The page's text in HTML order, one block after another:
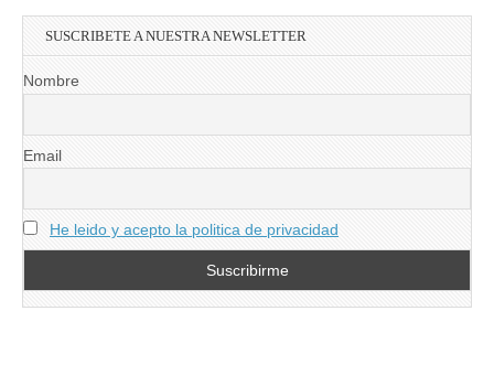
SUSCRIBETE A NUESTRA NEWSLETTER
Nombre
Email
He leido y acepto la politica de privacidad